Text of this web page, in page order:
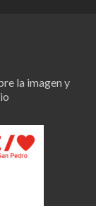
la imagen y